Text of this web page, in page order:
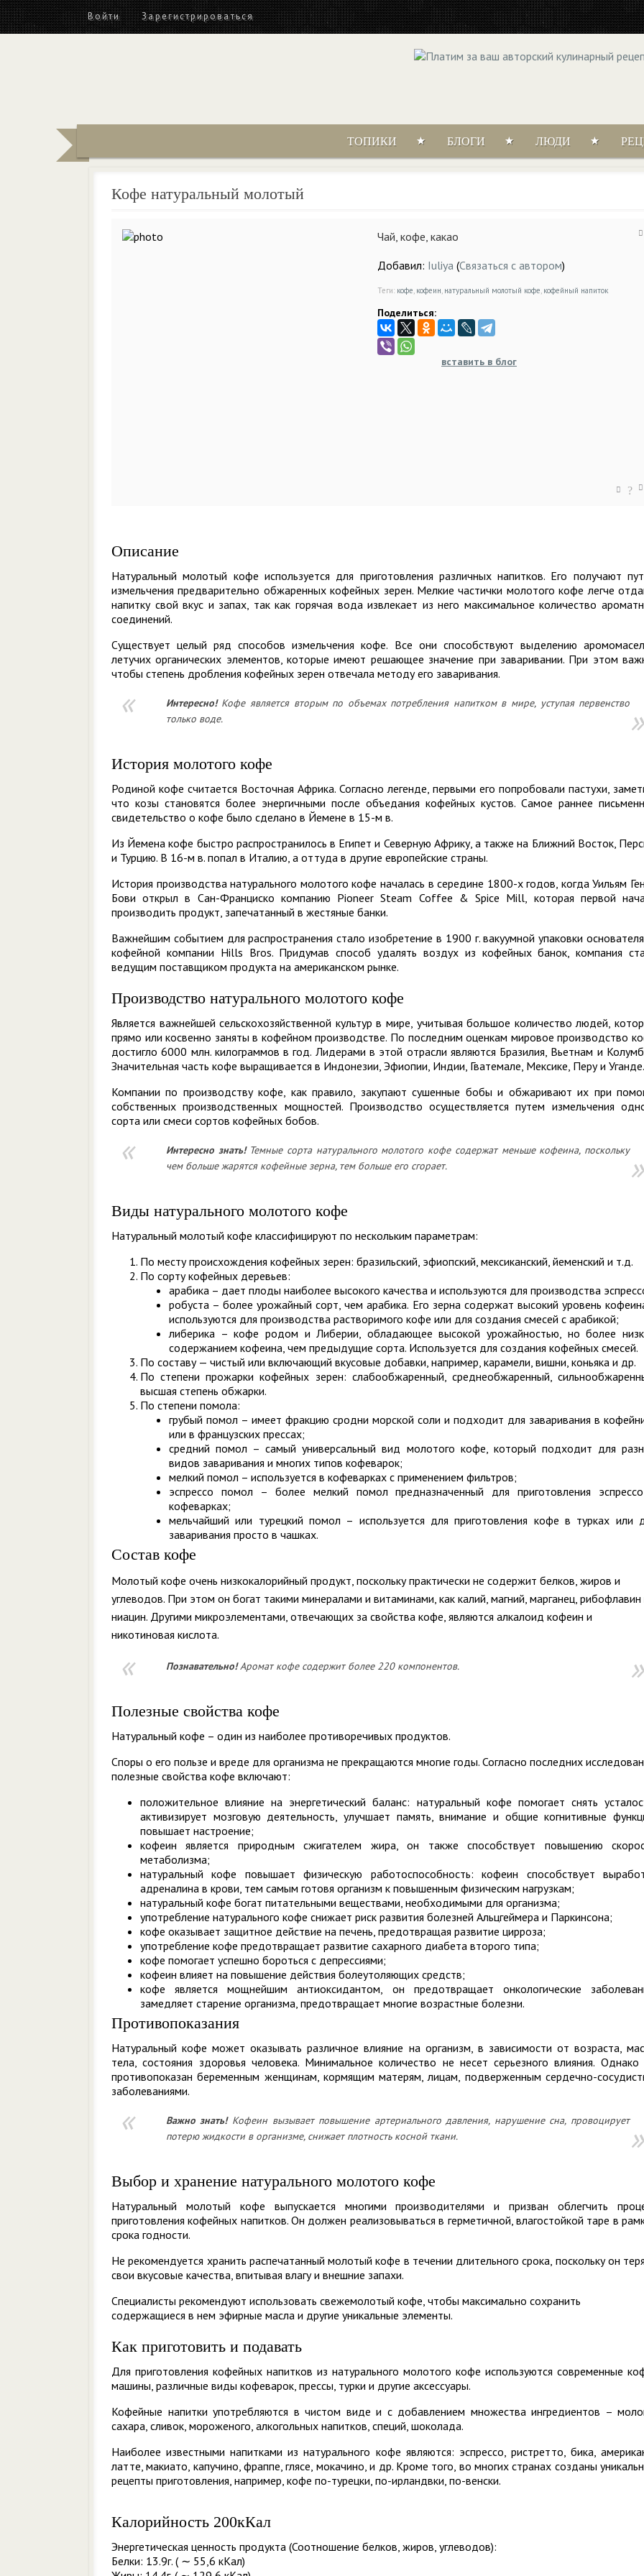
Войти Зарегистрироваться
ТОПИКИ БЛОГИ ЛЮДИ
Кофе натуральный молотый
Чай, кофе, какао
?
Добавил: Iuliya (Связаться с автором)
Теги: кофе, кофеин, натуральный молотый кофе, кофейный напиток
Поделиться:
вставить в блог
Описание
Натуральный молотый кофе используется для приготовления различных напитков. Его получают
измельчения предварительно обжаренных кофейных зерен. Мелкие частички молотого кофе легче
напитку свой вкус и запах, так как горячая вода извлекает из него максимальное количество
соединений.
Существует целый ряд способов измельчения кофе. Все они способствуют выделению
летучих органических элементов, которые имеют решающее значение при заваривании. При этом
чтобы степень дробления кофейных зерен отвечала методу его заваривания.
Интересно!Кофе является вторым по объемах потребления напитком в мире, уступая первенство
только воде.
История молотого кофе
Родиной кофе считается Восточная Африка. Согласно легенде, первыми его попробовали пастухи,
что козы становятся более энергичными после объедания кофейных кустов. Самое раннее
свидетельство о кофе было сделано в Йемене в 15-м в.
Из Йемена кофе быстро распространилось в Египет и Северную Африку, а также на Ближний Восток,
и Турцию. В 16-м в. попал в Италию, а оттуда в другие европейские страны.
История производства натурального молотого кофе началась в середине 1800-х годов, когда Уильям
Бови открыл в Сан-Франциско компанию Pioneer Steam Coffee & Spice Mill, которая первой
производить продукт, запечатанный в жестяные банки.
Важнейшим событием для распространения стало изобретение в 1900 г. вакуумной упаковки
кофейной компании Hills Bros. Придумав способ удалять воздух из кофейных банок, компания
ведущим поставщиком продукта на американском рынке.
Производство натурального молотого кофе
Является важнейшей сельскохозяйственной культур в мире, учитывая большое количество людей,
прямо или косвенно заняты в кофейном производстве. По последним оценкам мировое производство
достигло 6000 млн. килограммов в год. Лидерами в этой отрасли являются Бразилия, Вьетнам и
Значительная часть кофе выращивается в Индонезии, Эфиопии, Индии, Гватемале, Мексике, Перу и Уганде.
Компании по производству кофе, как правило, закупают сушенные бобы и обжаривают их при
собственных производственных мощностей. Производство осуществляется путем измельчения
сорта или смеси сортов кофейных бобов.
Интересно знать!Темные сорта натурального молотого кофе содержат меньше кофеина, поскольку
чем больше жарятся кофейные зерна, тем больше его сгорает.
Виды натурального молотого кофе
Натуральный молотый кофе классифицируют по нескольким параметрам:
По месту происхождения кофейных зерен: бразильский, эфиопский, мексиканский, йеменский и т.д.
По сорту кофейных деревьев:
арабика – дает плоды наиболее высокого качества и используются для производства
робуста – более урожайный сорт, чем арабика. Его зерна содержат высокий уровень
используются для производства растворимого кофе или для создания смесей с арабикой;
либерика – кофе родом и Либерии, обладающее высокой урожайностью, но более
содержанием кофеина, чем предыдущие сорта. Используется для создания кофейных смесей.
По составу — чистый или включающий вкусовые добавки, например, карамели, вишни, коньяка и др.
По степени прожарки кофейных зерен: слабообжаренный, среднеобжаренный,
высшая степень обжарки.
По степени помола:
грубый помол – имеет фракцию сродни морской соли и подходит для заваривания в
или в французских прессах;
средний помол – самый универсальный вид молотого кофе, который подходит для
видов заваривания и многих типов кофеварок;
мелкий помол – используется в кофеварках с применением фильтров;
эспрессо помол – более мелкий помол предназначенный для приготовления
кофеварках;
мельчайший или турецкий помол – используется для приготовления кофе в турках или
заваривания просто в чашках.
Состав кофе
Молотый кофе очень низкокалорийный продукт, поскольку практически не содержит белков, жиров и
углеводов. При этом он богат такими минералами и витаминами, как калий, магний, марганец, рибофлавин
ниацин. Другими микроэлементами, отвечающих за свойства кофе, являются алкалоид кофеин и
никотиновая кислота.
Познавательно!Аромат кофе содержит более 220 компонентов.
Полезные свойства кофе
Натуральный кофе – один из наиболее противоречивых продуктов.
Споры о его пользе и вреде для организма не прекращаются многие годы. Согласно последних
полезные свойства кофе включают:
положительное влияние на энергетический баланс: натуральный кофе помогает снять
активизирует мозговую деятельность, улучшает память, внимание и общие когнитивные
повышает настроение;
кофеин является природным сжигателем жира, он также способствует повышению
метаболизма;
натуральный кофе повышает физическую работоспособность: кофеин способствует
адреналина в крови, тем самым готовя организм к повышенным физическим нагрузкам;
натуральный кофе богат питательными веществами, необходимыми для организма;
употребление натурального кофе снижает риск развития болезней Альцгеймера и Паркинсона;
кофе оказывает защитное действие на печень, предотвращая развитие цирроза;
употребление кофе предотвращает развитие сахарного диабета второго типа;
кофе помогает успешно бороться с депрессиями;
кофеин влияет на повышение действия болеутоляющих средств;
кофе является мощнейшим антиоксидантом, он предотвращает онкологические
замедляет старение организма, предотвращает многие возрастные болезни.
Противопоказания
Натуральный кофе может оказывать различное влияние на организм, в зависимости от возраста,
тела, состояния здоровья человека. Минимальное количество не несет серьезного влияния. Однако
противопоказан беременным женщинам, кормящим матерям, лицам, подверженным сердечно-
заболеваниями.
Важно знать!Кофеин вызывает повышение артериального давления, нарушение сна, провоцирует
потерю жидкости в организме, снижает плотность косной ткани.
Выбор и хранение натурального молотого кофе
Натуральный молотый кофе выпускается многими производителями и призван облегчить
приготовления кофейных напитков. Он должен реализовываться в герметичной, влагостойкой таре в
срока годности.
Не рекомендуется хранить распечатанный молотый кофе в течении длительного срока, поскольку он
свои вкусовые качества, впитывая влагу и внешние запахи.
Специалисты рекомендуют использовать свежемолотый кофе, чтобы максимально сохранить
содержащиеся в нем эфирные масла и другие уникальные элементы.
Как приготовить и подавать
Для приготовления кофейных напитков из натурального молотого кофе используются современные
машины, различные виды кофеварок, прессы, турки и другие аксессуары.
Кофейные напитки употребляются в чистом виде и с добавлением множества ингредиентов –
сахара, сливок, мороженого, алкогольных напитков, специй, шоколада.
Наиболее известными напитками из натурального кофе являются: эспрессо, ристретто, бика,
латте, макиато, капучино, фраппе, глясе, мокачино, и др. Кроме того, во многих странах созданы
рецепты приготовления, например, кофе по-турецки, по-ирландвки, по-венски.
Калорийность 200кКал
Энергетическая ценность продукта (Соотношение белков, жиров, углеводов):
Белки: 13.9г. ( ∼ 55,6 кКал)